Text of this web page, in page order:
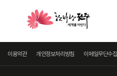
이용약관 개인정보처리방침 이메일무단수